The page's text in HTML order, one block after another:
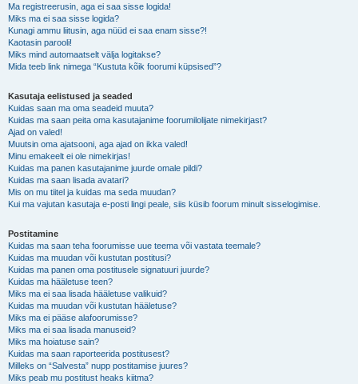
Ma registreerusin, aga ei saa sisse logida!
Miks ma ei saa sisse logida?
Kunagi ammu liitusin, aga nüüd ei saa enam sisse?!
Kaotasin parooli!
Miks mind automaatselt välja logitakse?
Mida teeb link nimega “Kustuta kõik foorumi küpsised”?
Kasutaja eelistused ja seaded
Kuidas saan ma oma seadeid muuta?
Kuidas ma saan peita oma kasutajanime foorumilolijate nimekirjast?
Ajad on valed!
Muutsin oma ajatsooni, aga ajad on ikka valed!
Minu emakeelt ei ole nimekirjas!
Kuidas ma panen kasutajanime juurde omale pildi?
Kuidas ma saan lisada avatari?
Mis on mu tiitel ja kuidas ma seda muudan?
Kui ma vajutan kasutaja e-posti lingi peale, siis küsib foorum minult sisselogimise.
Postitamine
Kuidas ma saan teha foorumisse uue teema või vastata teemale?
Kuidas ma muudan või kustutan postitusi?
Kuidas ma panen oma postitusele signatuuri juurde?
Kuidas ma hääletuse teen?
Miks ma ei saa lisada hääletuse valikuid?
Kuidas ma muudan või kustutan hääletuse?
Miks ma ei pääse alafoorumisse?
Miks ma ei saa lisada manuseid?
Miks ma hoiatuse sain?
Kuidas ma saan raporteerida postitusest?
Milleks on “Salvesta” nupp postitamise juures?
Miks peab mu postitust heaks kiitma?